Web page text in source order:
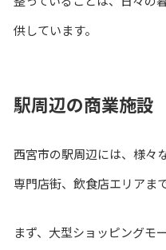
供しています。
駅周辺の商業施設
西宮市の駅周辺には、様々
専門店街、飲食店エリアま
まず、大型ショッピングモ